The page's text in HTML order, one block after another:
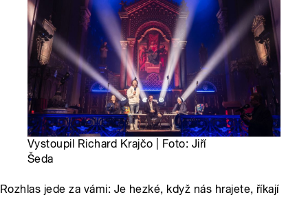
Vystoupil Richard Krajčo | Foto: Jiří
Šeda
Rozhlas jede za vámi: Je hezké, když nás hrajete, říkají